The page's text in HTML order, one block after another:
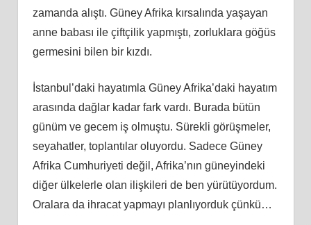
zamanda alıştı. Güney Afrika kırsalında yaşayan
anne babası ile çiftçilik yapmıştı, zorluklara göğüs
germesini bilen bir kızdı.
İstanbul’daki hayatımla Güney Afrika’daki hayatım
arasında dağlar kadar fark vardı. Burada bütün
günüm ve gecem iş olmuştu. Sürekli görüşmeler,
seyahatler, toplantılar oluyordu. Sadece Güney
Afrika Cumhuriyeti değil, Afrika’nın güneyindeki
diğer ülkelerle olan ilişkileri de ben yürütüyordum.
Oralara da ihracat yapmayı planlıyorduk çünkü…